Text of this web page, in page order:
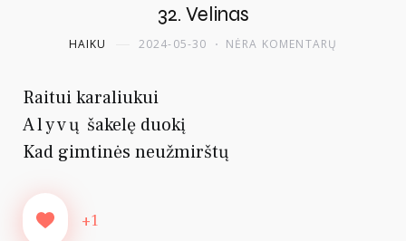
32. Velinas
HAIKU 2024-05-30 NĖRA KOMENTARŲ
Raitui karaliukui
Alyvų šakelę duokį
Kad gimtinės neužmirštų
+1